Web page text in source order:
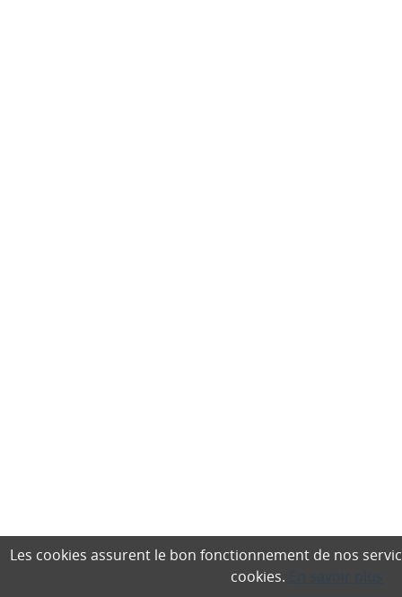
Les cookies assurent le bon fonctionnement de nos
cookies.